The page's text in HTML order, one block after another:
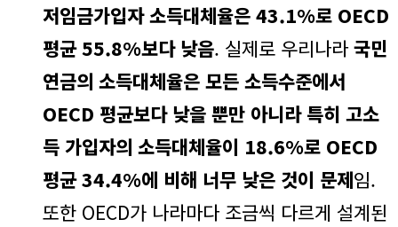
저임금가입자 소득대체율은 43.1%로 OECD
평균 55.8%보다 낮음. 실제로 우리나라국민
연금의 소득대체율은 모든 소득수준에서
OECD 평균보다 낮을 뿐만 아니라 특히 고소
득 가입자의 소득대체율이 18.6%로 OECD
평균 34.4%에 비해 너무 낮은 것이 문제임.
또한 OECD가 나라마다 조금씩 다르게 설계된